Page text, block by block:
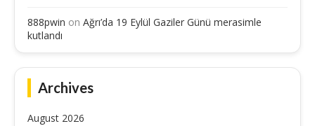
888pwin on Ağrı’da 19 Eylül Gaziler Günü merasimle
kutlandı
Archives
August 2026